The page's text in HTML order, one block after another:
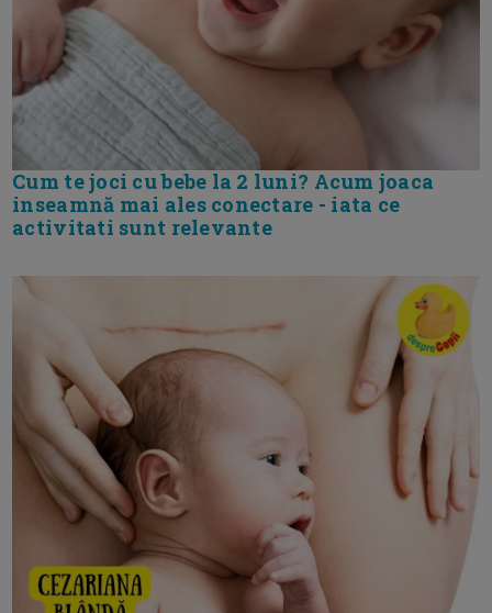
Cum te joci cu bebe la 2 luni? Acum joaca
inseamnă mai ales conectare - iata ce
activitati sunt relevante